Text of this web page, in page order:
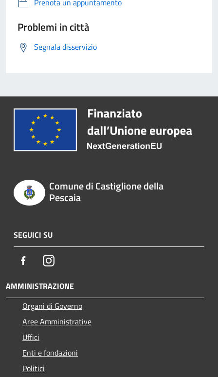
Prenota un appuntamento
Problemi in città
Segnala disservizio
Comune di Castiglione della
Pescaia
SEGUICI SU
FacebookInstagram
AMMINISTRAZIONE
Organi di Governo
Aree Amministrative
Uffici
Enti e fondazioni
Politici